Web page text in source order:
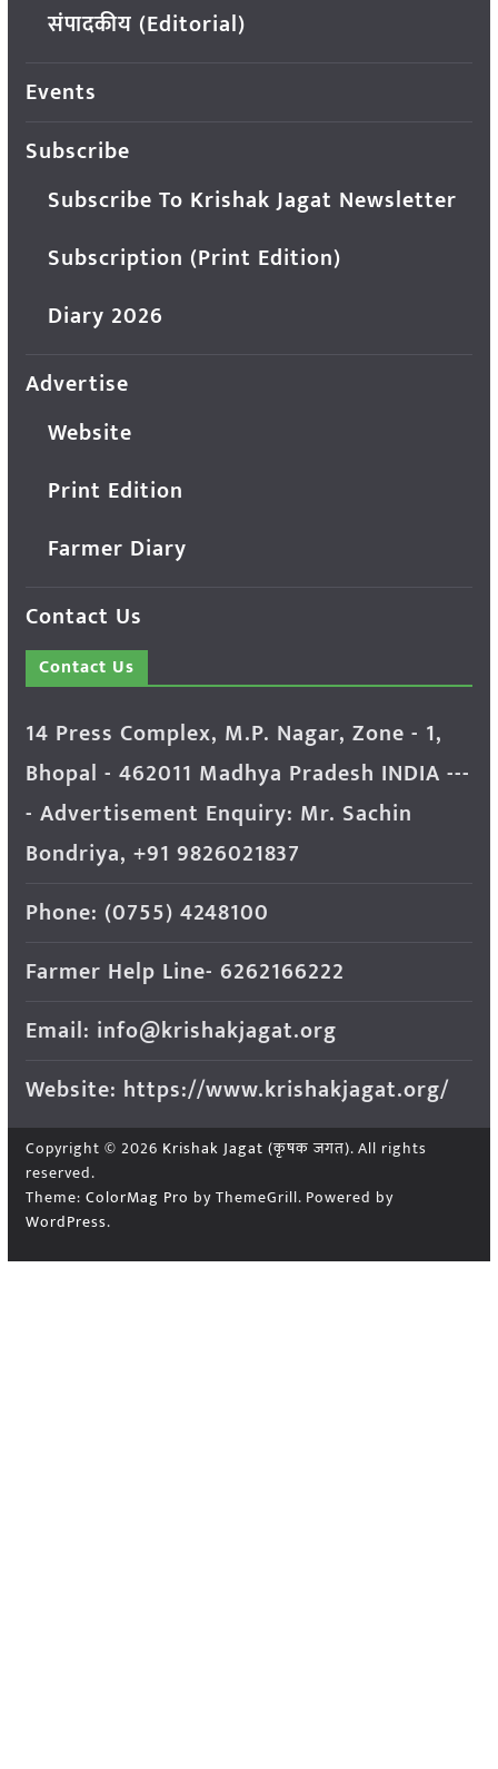
संपादकीय (Editorial)
Events
Subscribe
Subscribe To Krishak Jagat Newsletter
Subscription (Print Edition)
Diary 2026
Advertise
Website
Print Edition
Farmer Diary
Contact Us
Contact Us
14 Press Complex, M.P. Nagar, Zone - 1,
Bhopal - 462011 Madhya Pradesh INDIA ---
- Advertisement Enquiry: Mr. Sachin
Bondriya, +91 9826021837
Phone: (0755) 4248100
Farmer Help Line- 6262166222
Email: info@krishakjagat.org
Website: https://www.krishakjagat.org/
Copyright © 2026 Krishak Jagat (कृषक जगत). All rights
reserved.
Theme: ColorMag Pro by ThemeGrill. Powered by
WordPress.